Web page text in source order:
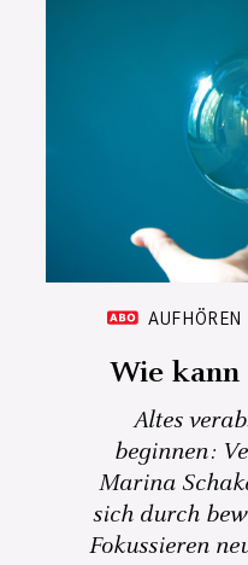
Wie kann
Altes
beginnen:
Marina
sich durch
Fokussieren